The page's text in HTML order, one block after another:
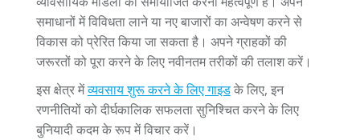
समाधानों में विविधता लाने या नए बाजारों का अन्वेषण करने से
विकास को प्रेरित किया जा सकता है। अपने ग्राहकों की
जरूरतों को पूरा करने के लिए नवीनतम तरीकों की तलाश करें।
इस क्षेत्र मेंव्यवसाय शुरू करने के लिए गाइडके लिए, इन
रणनीतियों को दीर्घकालिक सफलता सुनिश्चित करने के लिए
बुनियादी कदम के रूप में विचार करें।